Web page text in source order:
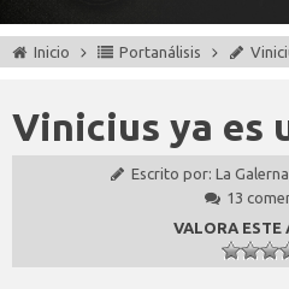
Inicio Portanálisis
Vinicius ya es
Escrito por: La Galerna
13
VALORA ESTE